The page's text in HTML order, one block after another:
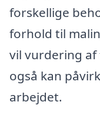
forskellige
forhold til
vil vurdering
også kan
arbejdet.